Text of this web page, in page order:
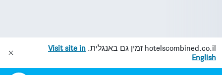
hotelscombined.co.il זמין גם באנגלית. Visit site in
English